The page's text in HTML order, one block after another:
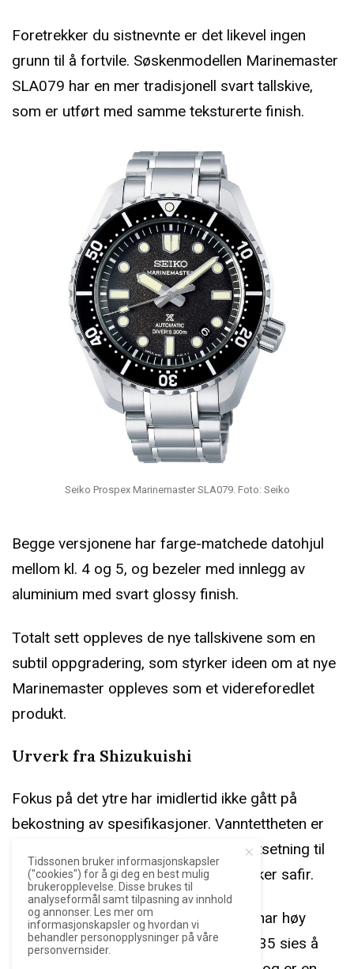
Foretrekker du sistnevnte er det likevel ingen
grunn til å fortvile. Søskenmodellen Marinemaster
SLA079 har en mer tradisjonell svart tallskive,
som er utført med samme teksturerte finish.
Seiko Prospex Marinemaster SLA079. Foto: Seiko
Begge versjonene har farge-matchede datohjul
mellom kl. 4 og 5, og bezeler med innlegg av
aluminium med svart glossy finish.
Totalt sett oppleves de nye tallskivene som en
subtil oppgradering, som styrker ideen om at nye
Marinemaster oppleves som et videreforedlet
produkt.
Urverk fra Shizukuishi
Fokus på det ytre har imidlertid ikke gått på
bekostning av spesifikasjoner. Vanntettheten er
fortsatt oppgitt til 300 meter, og i motsetning til
gamle SBDX001 er glasset nå ripesikker safir.
Urverket er en gammel kjenning som har høy
stjerne blant Seiko-fansen. Kaliber 8L35 sies å
Tidssonen bruker informasjonskapsler
("cookies") for å gi deg en best mulig
brukeropplevelse. Disse brukes til
analyseformål samt tilpasning av innhold
og annonser. Les mer om
informasjonskapsler og hvordan vi
behandler personopplysninger på våre
personvernsider.